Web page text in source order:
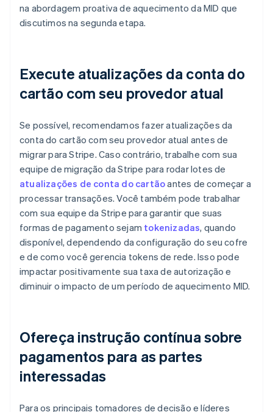
na abordagem proativa de aquecimento da MID que
discutimos na segunda etapa.
Execute atualizações da conta do
cartão com seu provedor atual
Se possível, recomendamos fazer atualizações da
conta do cartão com seu provedor atual antes de
migrar para Stripe. Caso contrário, trabalhe com sua
equipe de migração da Stripe para rodar lotes de
atualizações de conta do cartãoantes de começar a
processar transações. Você também pode trabalhar
com sua equipe da Stripe para garantir que suas
formas de pagamento sejam tokenizadas, quando
disponível, dependendo da configuração do seu cofre
e de como você gerencia tokens de rede. Isso pode
impactar positivamente sua taxa de autorização e
diminuir o impacto de um período de aquecimento MID.
Ofereça instrução contínua sobre
pagamentos para as partes
interessadas
Para os principais tomadores de decisão e líderes